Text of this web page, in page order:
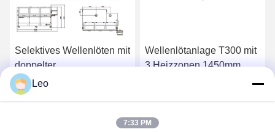
Selektives Wellenlöten mit
doppelter
elektromagnetischer
Pumpe
Wellenlötanlage T300 mit
3 Heizzonen 1450mm
Leo
7:33 PM